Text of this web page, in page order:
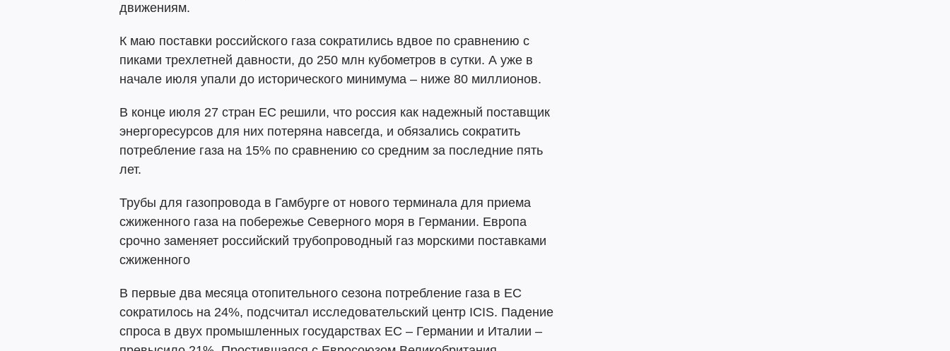
движениям.
К маю поставки российского газа сократились вдвое по сравнению с
пиками трехлетней давности, до 250 млн кубометров в сутки. А уже в
начале июля упали до исторического минимума – ниже 80 миллионов.
В конце июля 27 стран ЕС решили, что россия как надежный поставщик
энергоресурсов для них потеряна навсегда, и обязались сократить
потребление газа на 15% по сравнению со средним за последние пять
лет.
Трубы для газопровода в Гамбурге от нового терминала для приема
сжиженного газа на побережье Северного моря в Германии. Европа
срочно заменяет российский трубопроводный газ морскими поставками
сжиженного
В первые два месяца отопительного сезона потребление газа в ЕС
сократилось на 24%, подсчитал исследовательский центр ICIS. Падение
спроса в двух промышленных государствах ЕС – Германии и Италии –